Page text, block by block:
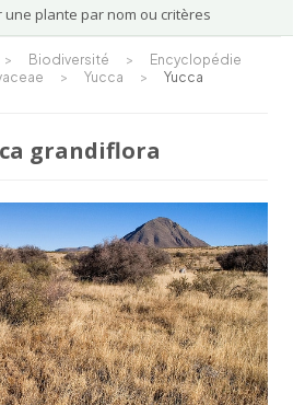
une plante par nom ou critères
> Biodiversité >
Encyclopédie
> Yucca >
Yucca
grandiflora